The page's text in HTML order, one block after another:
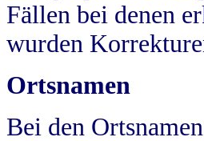
Fällen bei denen
wurden
Ortsnamen
Bei den